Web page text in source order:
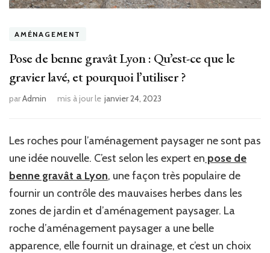
AMÉNAGEMENT
Pose de benne gravât Lyon : Qu’est-ce que le
gravier lavé, et pourquoi l’utiliser ?
parAdmin mis à jour le janvier 24, 2023
Les roches pour l’aménagement paysager ne sont pas
une idée nouvelle. C’est selon les expert en pose de
benne gravât a Lyon, une façon très populaire de
fournir un contrôle des mauvaises herbes dans les
zones de jardin et d’aménagement paysager. La
roche d’aménagement paysager a une belle
apparence, elle fournit un drainage, et c’est un choix